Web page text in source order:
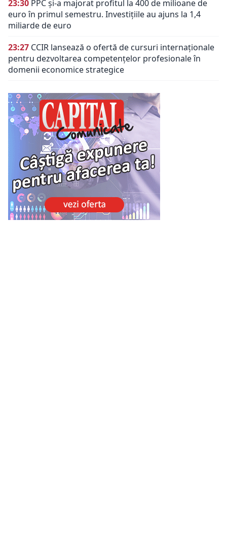
23:30 PPC și-a majorat profitul la 400 de milioane de
euro în primul semestru. Investițiile au ajuns la 1,4
miliarde de euro
23:27 CCIR lansează o ofertă de cursuri internaționale
pentru dezvoltarea competențelor profesionale în
domenii economice strategice